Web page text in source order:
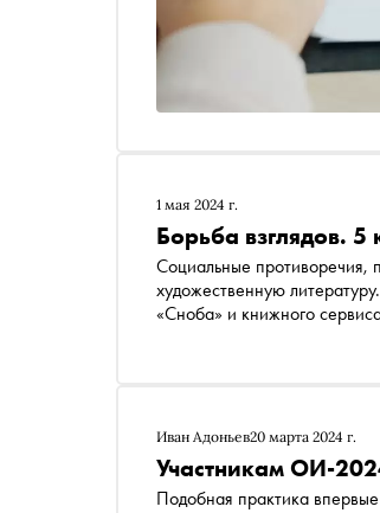
1 мая 2024 г.
Борьба взглядов.
Социальные противоречия,
художественную
«Сноба» и книжного
Иван Адоньев20 марта 2024 г.
Участникам ОИ-
Подобная практика